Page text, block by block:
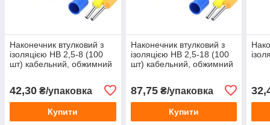
Наконечник втулковий з
ізоляцією НВ 2,5-8 (100
шт) кабельний, обжимний
42,30 ₴/упаковка
Купити
Наконечник втулковий з
ізоляцією НВ 2,5-18 (100
шт) кабельний, обжимний
87,75₴/упаковка
Купити